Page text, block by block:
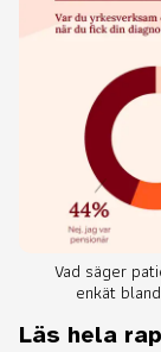
Vad säger
enkät
Läs hela